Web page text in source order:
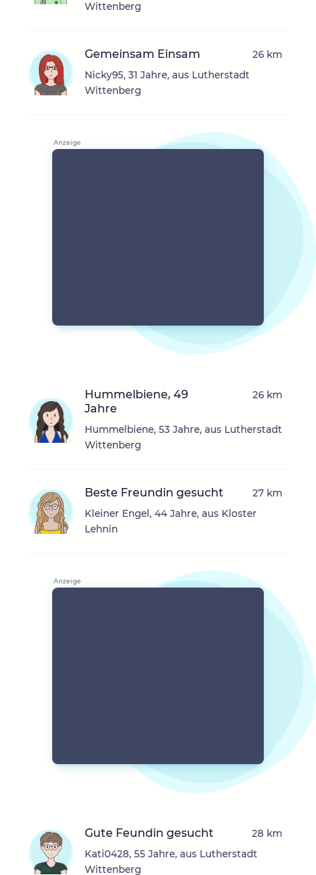
Wittenberg
Gemeinsam Einsam
Nicky95, 31 Jahre, aus Lutherstadt
Wittenberg
26 km
Hummelbiene, 49
Jahre
Hummelbiene, 53 Jahre, aus Lutherstadt
Wittenberg
26 km
Beste Freundin gesucht
Kleiner Engel, 44 Jahre, aus Kloster
Lehnin
27 km
Gute Feundin gesucht
Kati0428, 55 Jahre, aus Lutherstadt
Wittenberg
28 km